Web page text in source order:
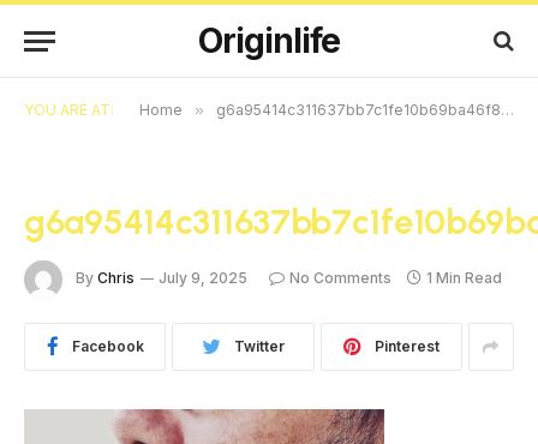
Originlife
YOU ARE AT: Home » g6a95414c311637bb7c1fe10b69ba46f883e3e2267dada398540190fa7f33972e0638a27894185b02c539782de488641b7587e704792987fb8fbd2d79031e120c_640
By Chris July 9, 2025 No Comments 1 Min Read
Facebook Twitter Pinterest